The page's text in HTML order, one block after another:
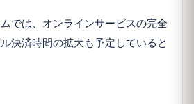
では、オンラインサービスの完全
決済時間の拡大も予定していると